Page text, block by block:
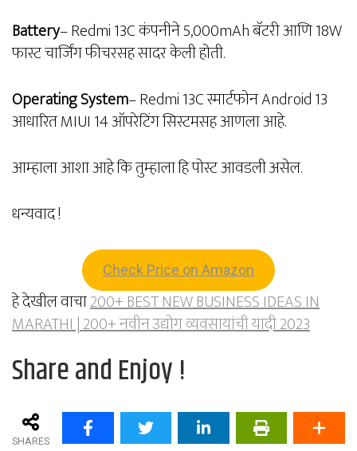
Battery– Redmi 13C कंपनीने 5,000mAh बॅटरी आणि 18W
फास्ट चार्जिंग फीचरसह सादर केली होती.
Operating System– Redmi 13C स्मार्टफोन Android 13
आधारित MIUI 14 ऑपरेटिंग सिस्टमसह आणला आहे.
आम्हाला आशा आहे कि तुम्हाला हि पोस्ट आवडली असेल.
धन्यवाद !
Check Price on Amazon
हे देखील वाचा200+ BEST NEW BUSINESS IDEAS IN
MARATHI | 200+ नवीन उद्योग व्यवसायांची यादी 2023
Share and Enjoy !
SHARES